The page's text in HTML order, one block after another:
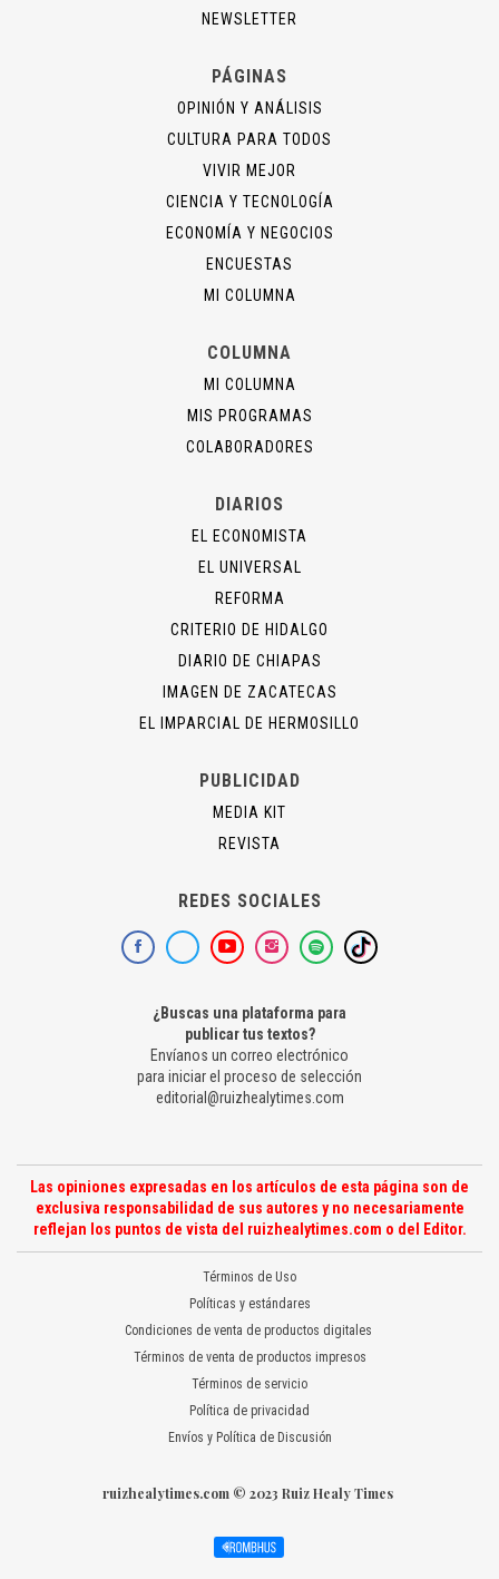
NEWSLETTER
PÁGINAS
OPINIÓN Y ANÁLISIS
CULTURA PARA TODOS
VIVIR MEJOR
CIENCIA Y TECNOLOGÍA
ECONOMÍA Y NEGOCIOS
ENCUESTAS
MI COLUMNA
COLUMNA
MI COLUMNA
MIS PROGRAMAS
COLABORADORES
DIARIOS
EL ECONOMISTA
EL UNIVERSAL
REFORMA
CRITERIO DE HIDALGO
DIARIO DE CHIAPAS
IMAGEN DE ZACATECAS
EL IMPARCIAL DE HERMOSILLO
PUBLICIDAD
MEDIA KIT
REVISTA
REDES SOCIALES
¿Buscas una plataforma para
publicar tus textos?
Envíanos un correo electrónico
para iniciar el proceso de selección
editorial@ruizhealytimes.com
Las opiniones expresadas en los artículos de esta página son de
exclusiva responsabilidad de sus autores y no necesariamente
reflejan los puntos de vista del ruizhealytimes.com o del Editor.
Términos de Uso
Políticas y estándares
Condiciones de venta de productos digitales
Términos de venta de productos impresos
Términos de servicio
Política de privacidad
Envíos y Política de Discusión
ruizhealytimes.com © 2023 Ruiz Healy Times